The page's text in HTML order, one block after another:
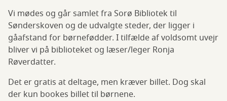
Vi mødes og går samlet fra Sorø Bibliotek til
Sønderskoven og de udvalgte steder, der ligger i
gåafstand for børnefødder. I tilfælde af voldsomt uvejr
bliver vi på biblioteket og læser/leger Ronja
Røverdatter.
Det er gratis at deltage, men kræver billet. Dog skal
der kun bookes billet til børnene.